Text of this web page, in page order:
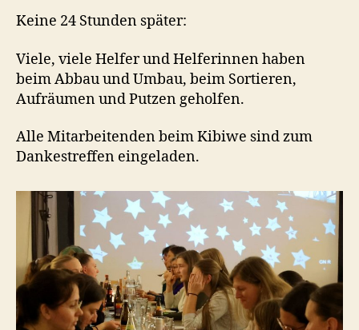
Keine 24 Stunden später:
Viele, viele Helfer und Helferinnen haben
beim Abbau und Umbau, beim Sortieren,
Aufräumen und Putzen geholfen.
Alle Mitarbeitenden beim Kibiwe sind zum
Dankestreffen eingeladen.